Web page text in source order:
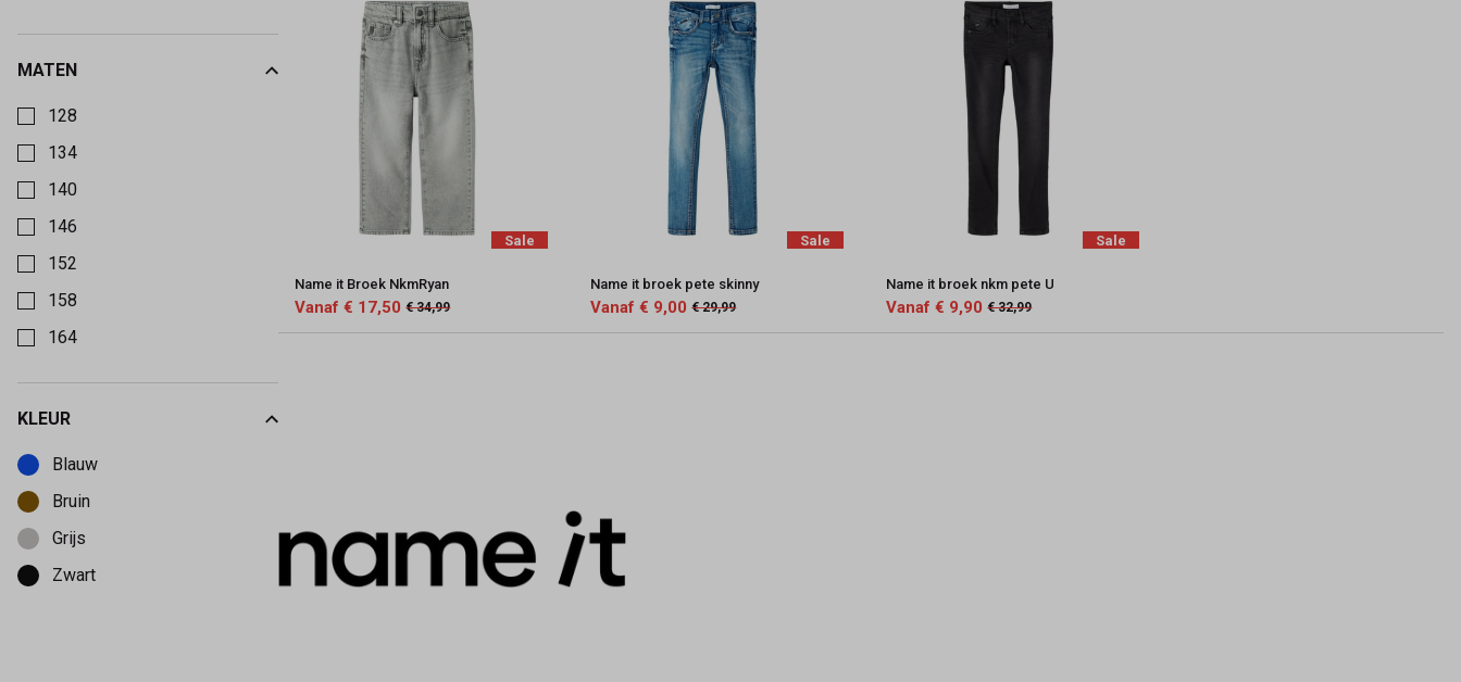
MATEN
128
134
140
146
152
158
164
KLEUR
Blauw
Bruin
Grijs
Zwart
Sale
Name it Broek NkmRyan
Vanaf € 17,50 € 34,99
Sale
Name it broek pete skinny
Vanaf € 9,00 € 29,99
Sale
Name it broek nkm pete U
Vanaf € 9,90 € 32,99